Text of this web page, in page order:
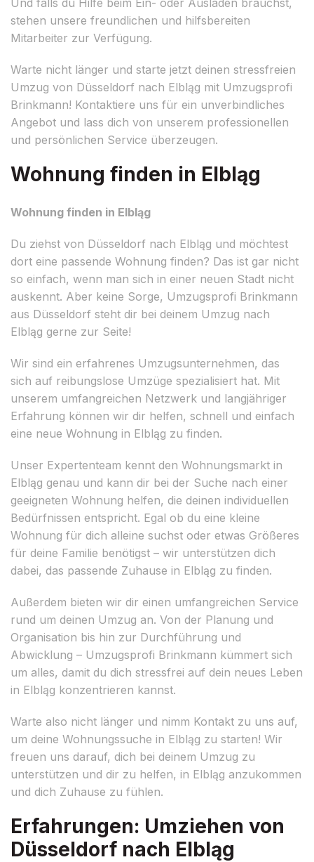
stehen unsere freundlichen und hilfsbereiten
Mitarbeiter zur Verfügung.
Warte nicht länger und starte jetzt deinen stressfreien
Umzug von Düsseldorf nach Elbląg mit Umzugsprofi
Brinkmann! Kontaktiere uns für ein unverbindliches
Angebot und lass dich von unserem professionellen
und persönlichen Service überzeugen.
Wohnung finden in Elbląg
Wohnung finden in Elbląg
Du ziehst von Düsseldorf nach Elbląg und möchtest
dort eine passende Wohnung finden? Das ist gar nicht
so einfach, wenn man sich in einer neuen Stadt nicht
auskennt. Aber keine Sorge, Umzugsprofi Brinkmann
aus Düsseldorf steht dir bei deinem Umzug nach
Elbląg gerne zur Seite!
Wir sind ein erfahrenes Umzugsunternehmen, das
sich auf reibungslose Umzüge spezialisiert hat. Mit
unserem umfangreichen Netzwerk und langjähriger
Erfahrung können wir dir helfen, schnell und einfach
eine neue Wohnung in Elbląg zu finden.
Unser Expertenteam kennt den Wohnungsmarkt in
Elbląg genau und kann dir bei der Suche nach einer
geeigneten Wohnung helfen, die deinen individuellen
Bedürfnissen entspricht. Egal ob du eine kleine
Wohnung für dich alleine suchst oder etwas Größeres
für deine Familie benötigst – wir unterstützen dich
dabei, das passende Zuhause in Elbląg zu finden.
Außerdem bieten wir dir einen umfangreichen Service
rund um deinen Umzug an. Von der Planung und
Organisation bis hin zur Durchführung und
Abwicklung – Umzugsprofi Brinkmann kümmert sich
um alles, damit du dich stressfrei auf dein neues Leben
in Elbląg konzentrieren kannst.
Warte also nicht länger und nimm Kontakt zu uns auf,
um deine Wohnungssuche in Elbląg zu starten! Wir
freuen uns darauf, dich bei deinem Umzug zu
unterstützen und dir zu helfen, in Elbląg anzukommen
und dich Zuhause zu fühlen.
Erfahrungen: Umziehen von
Düsseldorf nach Elbląg